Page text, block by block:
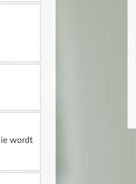
wordt